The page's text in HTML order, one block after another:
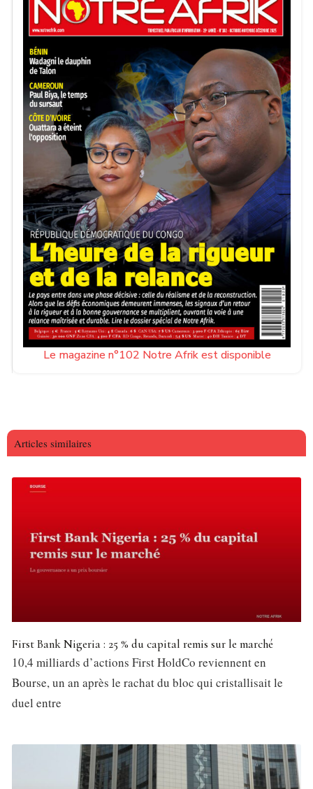
Le magazine n°102 Notre Afrik est disponible
Articles similaires
First Bank Nigeria : 25 % du capital remis sur le marché
10,4 milliards d’actions First HoldCo reviennent en
Bourse, un an après le rachat du bloc qui cristallisait le
duel entre